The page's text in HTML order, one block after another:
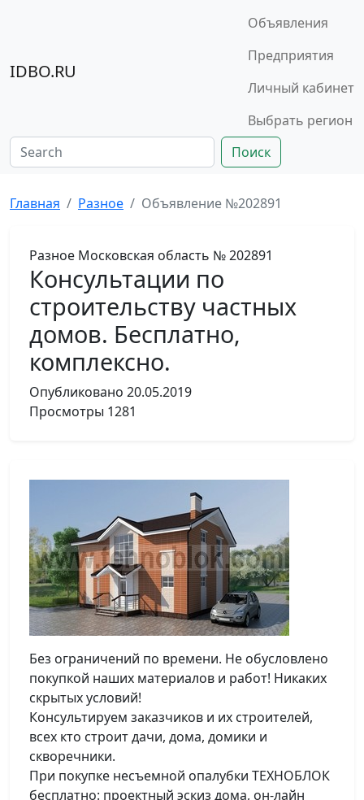
IDBO.RU
Объявления
Предприятия
Личный кабинет
Выбрать регион
Поиск
Главная Разное Объявление №202891
Разное Московская область № 202891
Консультации по
строительству частных
домов. Бесплатно,
комплексно.
Опубликовано 20.05.2019
Просмотры 1281
Без ограничений по времени. Не обусловлено
покупкой наших материалов и работ! Никаких
скрытых условий!
Консультируем заказчиков и их строителей,
всех кто строит дачи, дома, домики и
скворечники.
При покупке несъемной опалубки ТЕХНОБЛОК
бесплатно: проектный эскиз дома, он-лайн